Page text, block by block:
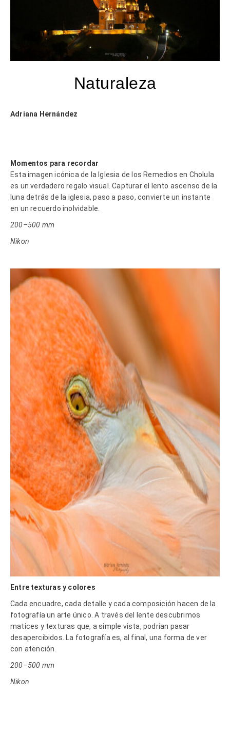
Naturaleza
Adriana Hernández
Momentos para recordar
Esta imagen icónica de la Iglesia de los Remedios en Cholula
es un verdadero regalo visual. Capturar el lento ascenso de la
luna detrás de la iglesia, paso a paso, convierte un instante
en un recuerdo inolvidable.
200–500 mm
Nikon
Entre texturas y colores
Cada encuadre, cada detalle y cada composición hacen de la
fotografía un arte único. A través del lente descubrimos
matices y texturas que, a simple vista, podrían pasar
desapercibidos. La fotografía es, al final, una forma de ver
con atención.
200–500 mm
Nikon